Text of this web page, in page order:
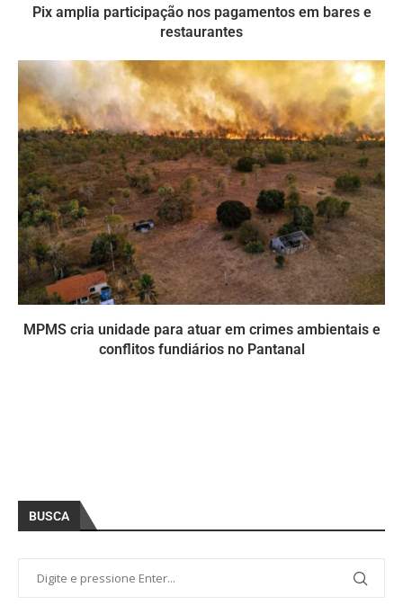
Pix amplia participação nos pagamentos em bares e
restaurantes
MPMS cria unidade para atuar em crimes ambientais e
conflitos fundiários no Pantanal
BUSCA